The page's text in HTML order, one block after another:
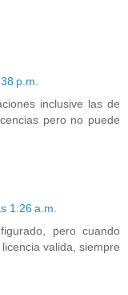
p.m.
inclusive las de
pero no puede
1:26 a.m.
pero cuando
valida, siempre